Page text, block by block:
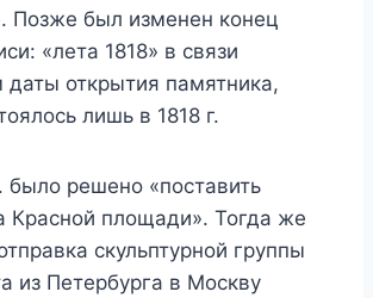
Позже был изменен конец
«лета 1818» в связи
даты открытия памятника,
лишь в 1818 г.
было решено «поставить
Красной площади». Тогда же
скульптурной группы
из Петербурга в Москву